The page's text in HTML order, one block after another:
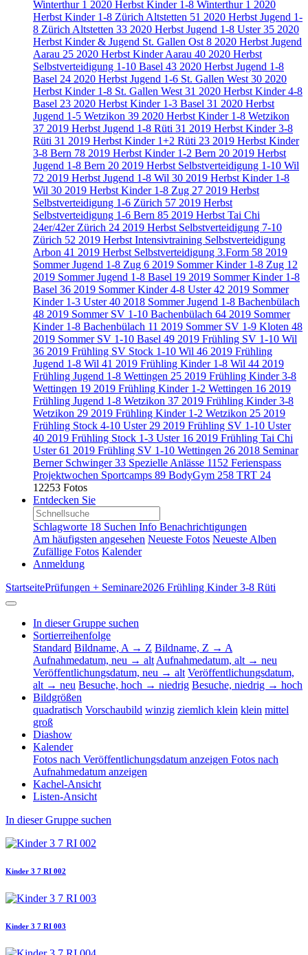
Winterthur 1 2020 Herbst Kinder 1-8 Winterthur 1 2020
Herbst Kinder 1-8 Zürich Altstetten 51 2020 Herbst Jugend 1-
8 Zürich Altstetten 33 2020 Herbst Jugend 1-8 Uster35 2020
Herbst Kinder & Jugend St. Gallen Ost 8 2020 Herbst Jugend
Aarau 25 2020 Herbst Kinder Aarau 40 2020 Herbst
Selbstverteidigung 1-10 Basel 43 2020 Herbst Jugend 1-8
Basel 24 2020 Herbst Jugend 1-6 St. Gallen West 30 2020
Herbst Kinder 1-8 St. Gallen West 31 2020 Herbst Kinder 4-8
Basel 23 2020 Herbst Kinder 1-3 Basel 31 2020 Herbst
Jugend 1-5 Wetzikon 39 2020 Herbst Kinder 1-8 Wetzikon
37 2019 Herbst Jugend 1-8 Rüti 31 2019 Herbst Kinder 3-8
Rüti 31 2019 Herbst Kinder 1+2 Rüti 23 2019 Herbst Kinder
3-8 Bern 78 2019 Herbst Kinder 1-2 Bern 20 2019 Herbst
Jugend 1-8 Bern 20 2019 Herbst Selbstverteidigung 1-10 Wil
72 2019 Herbst Jugend 1-8 Wil 30 2019 Herbst Kinder 1-8
Wil 30 2019 Herbst Kinder 1-8 Zug 27 2019 Herbst
Selbstverteidigung 1-6 Zürich 57 2019 Herbst
Selbstverteidigung 1-6 Bern 85 2019 Herbst Tai Chi
24er/42er Zürich 24 2019 Herbst Selbstverteidigung 7-10
Zürich 52 2019 Herbst Intensivtraining Selbstverteidigung
Arbon 41 2019 Herbst Selbstverteidigung 3.Form 58 2019
Sommer Jugend 1-8 Zug 6 2019 Sommer Kinder 1-8 Zug 12
2019 Sommer Jugend 1-8 Basel 19 2019 Sommer Kinder 1-8
Basel 36 2019 Sommer Kinder 4-8 Uster42 2019 Sommer
Kinder 1-3 Uster40 2018 Sommer Jugend 1-8 Bachenbülach
48 2019 Sommer SV 1-10 Bachenbülach 64 2019 Sommer
Kinder 1-8 Bachenbülach 11 2019 Sommer SV 1-9 Kloten 48
2019 Sommer SV 1-10 Basel 49 2019 Frühling SV 1-10 Wil
36 2019 Frühling SV Stock 1-10 Wil 46 2019 Frühling
Jugend 1-8 Wil 41 2019 Frühling Kinder 1-8 Wil 44 2019
Frühling Jugend 1-8 Wettingen 25 2019 Frühling Kinder 3-8
Wettingen 19 2019 Frühling Kinder 1-2 Wettingen 16 2019
Frühling Jugend 1-8 Wetzikon 37 2019 Frühling Kinder 3-8
Wetzikon 29 2019 Frühling Kinder 1-2 Wetzikon 25 2019
Frühling Stock 4-10 Uster 29 2019 Frühling SV 1-10 Uster
40 2019 Frühling Stock 1-3 Uster 16 2019 Frühling Tai Chi
Uster61 2019 Frühling SV 1-10 Wettingen 26 2018 Seminar
Berner Schwinger33 Spezielle Anlässe 1152 Ferienspass
Projektwochen Sportcamps 89 BodyGym 258 TRT 24
12253 Fotos
Entdecken Sie
Schlagworte 18 Suchen Info Benachrichtigungen
Am häufigsten angesehen Neueste Fotos Neueste Alben
Zufällige Fotos Kalender
Anmeldung
StartseitePrüfungen + Seminare2026 Frühling Kinder 3-8 Rüti
In dieser Gruppe suchen
Sortierreihenfolge
Standard Bildname, A → Z Bildname, Z → A
Aufnahmedatum, neu → alt Aufnahmedatum, alt → neu
Veröffentlichungsdatum, neu → alt Veröffentlichungsdatum,
alt → neu Besuche, hoch → niedrig Besuche, niedrig → hoch
Bildgrößen
quadratisch Vorschaubild winzig ziemlich klein klein mittel
groß
Diashow
Kalender
Fotos nach Veröffentlichungsdatum anzeigen Fotos nach
Aufnahmedatum anzeigen
Kachel-Ansicht
Listen-Ansicht
In dieser Gruppe suchen
Kinder 3 7 RI 002
Kinder 3 7 RI 003